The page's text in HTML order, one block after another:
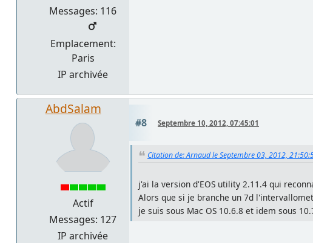
Messages: 116
Emplacement:
Paris
IP archivée
AbdSalam
Actif
Messages: 127
IP archivée
#8 Septembre 10, 2012, 07:45:01
Citation de: Arnaud le Septembre 03, 2012,
j'ai la version d'EOS utility 2.11.4 qui
Alors que si je branche un 7d
je suis sous Mac OS 10.6.8 et idem sous